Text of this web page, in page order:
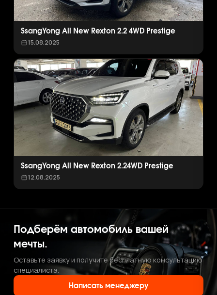
SsangYong All New Rexton 2.2 4WD Prestige
15.08.2025
SsangYong All New Rexton 2.24WD Prestige
12.08.2025
Подберём автомобиль вашей
мечты.
Оставьте заявку и получите бесплатную консультацию
специалиста.
Написать менеджеру